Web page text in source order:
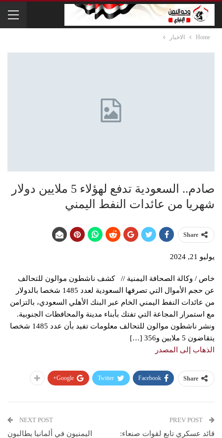
Home الاخبار
صادم.. السعودية تدفع لهؤلاء 5 ملايين دولار
شهريا من عائدات النفط اليمني
Share
يوليو 21, 2024
خاص / وكالة الصحافة اليمنية // كشف ناشطون موالون للتحالف
عن حجم الأموال التي تصرفها السعودية لعدد 1485 شخصا بالدولار
من عائدات النفط اليمني الخام عبر البنك الأهلي السعودي، بالتزامن
مع استمرار المجاعة التي تفتك بأبناء مدينة والمحافظات الجنوبية.
ونشر ناشطون موالون للتحالف معلومات تفيد بأن عدد 1485 شخصا
يتقاضون 5 ملايين و356 […]
الذهاب إلى المصدر
Share
Facebook
Twitter
Google+
قائد عسكري تابع لقوات صنعاء:
NEXT POST
اليمنيون في ألمانيا يطالبون